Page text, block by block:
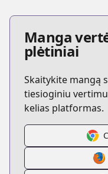
Manga
plėtiniai
Skaitykite mangą
tiesioginiu
kelias platformas.